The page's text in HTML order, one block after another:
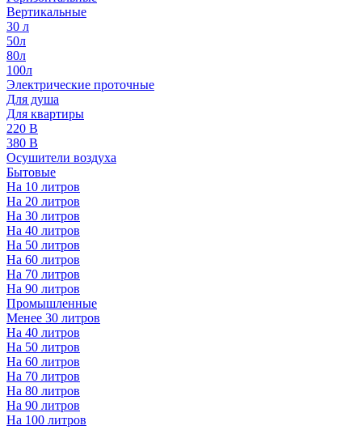
Вертикальные
30 л
50л
80л
100л
Электрические проточные
Для душа
Для квартиры
220 В
380 В
Осушители воздуха
Бытовые
На 10 литров
На 20 литров
На 30 литров
На 40 литров
На 50 литров
На 60 литров
На 70 литров
На 90 литров
Промышленные
Менее 30 литров
На 40 литров
На 50 литров
На 60 литров
На 70 литров
На 80 литров
На 90 литров
На 100 литров